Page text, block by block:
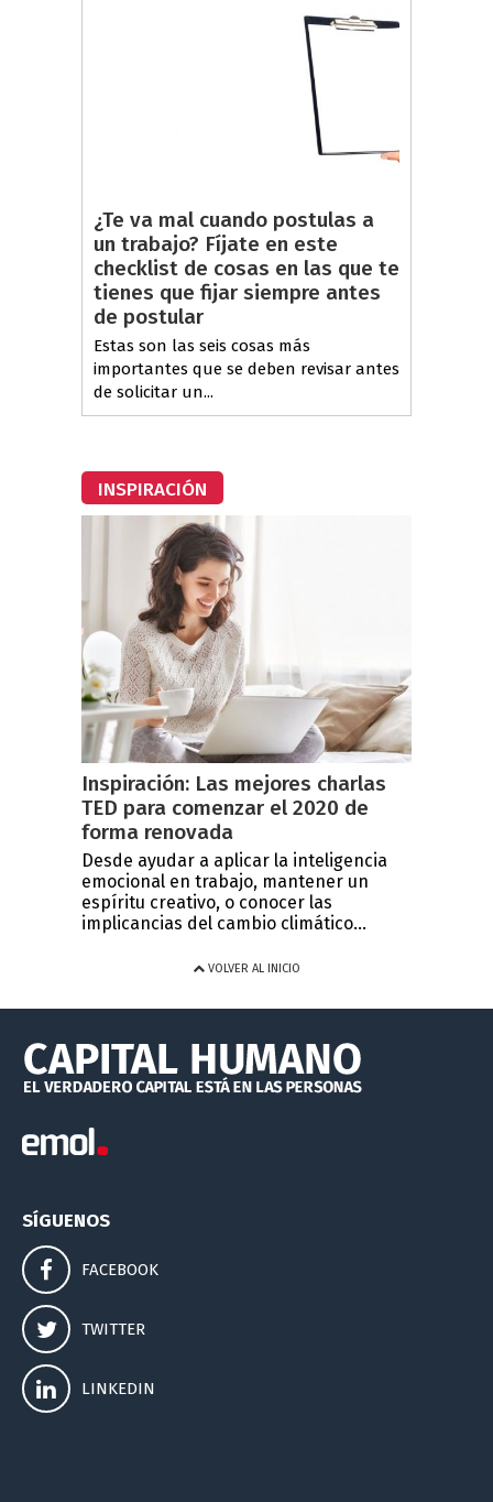
¿Te va mal cuando postulas a
un trabajo? Fíjate en este
checklist de cosas en las que te
tienes que fijar siempre antes
de postular
Estas son las seis cosas más
importantes que se deben revisar antes
de solicitar un...
INSPIRACIÓN
Inspiración: Las mejores charlas
TED para comenzar el 2020 de
forma renovada
Desde ayudar a aplicar la inteligencia
emocional en trabajo, mantener un
espíritu creativo, o conocer las
implicancias del cambio climático...
VOLVER AL INICIO
SÍGUENOS
FACEBOOK
TWITTER
LINKEDIN